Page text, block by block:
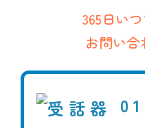
365日い
お問い